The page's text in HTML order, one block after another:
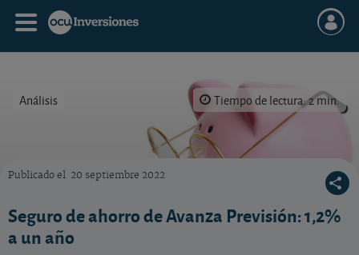
Análisis Tiempo de lectura: 2 min.
Publicado el 20 septiembre 2022
Seguro de ahorro de Avanza Previsión: 1,2%
a un año